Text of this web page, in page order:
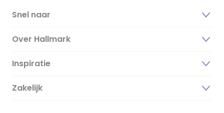
Snel naar
Over Hallmark
Over ons
Duurzaamheid
Inspiratie
Magazine
Zakelijk